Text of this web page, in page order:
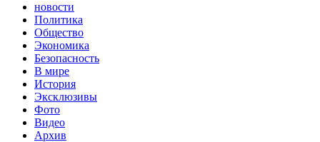
новости
Политика
Общество
Экономика
Безопасность
В мире
История
Эксклюзивы
Фото
Видео
Архив